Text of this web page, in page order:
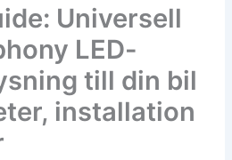
Universell
LED-
till din bil
installation